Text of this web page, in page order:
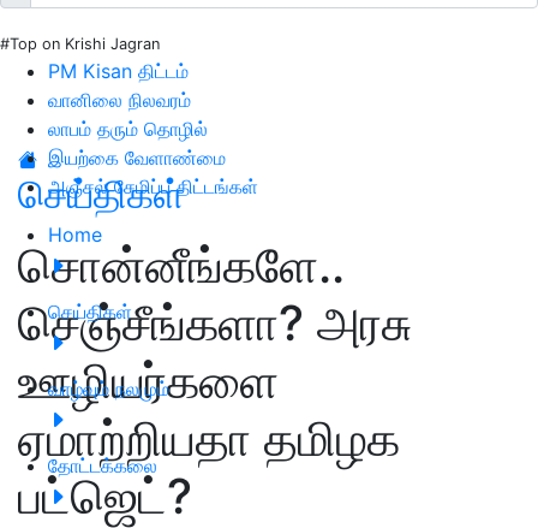
#Top on Krishi Jagran
PM Kisan திட்டம்
வானிலை நிலவரம்
லாபம் தரும் தொழில்
இயற்கை வேளாண்மை
அஞ்சல் சேமிப்பு திட்டங்கள்
Home
செய்திகள்
வாழ்வும் நலமும்
தோட்டக்கலை
செய்திகள்
சொன்னீங்களே..
செஞ்சீங்களா? அரசு
ஊழியர்களை
ஏமாற்றியதா தமிழக
பட்ஜெட்?